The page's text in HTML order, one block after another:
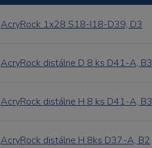
AcryRock 1x28 S18-I18-D39, D3
AcryRock distálne D 8 ks D41-A, B3
AcryRock distálne H 8 ks D41-A, B3
AcryRock distálne H 8ks D37-A, B2